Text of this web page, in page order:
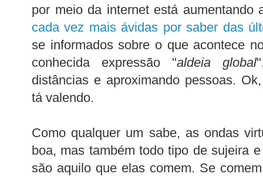
por meio da internet está
cada vez mais ávidas por saber das
se informados sobre o que acontece
conhecida expressão "aldeia global
distâncias e aproximando pessoas.
tá valendo.
Como qualquer um sabe, as ondas
boa, mas também todo tipo de sujeira
são aquilo que elas comem. Se